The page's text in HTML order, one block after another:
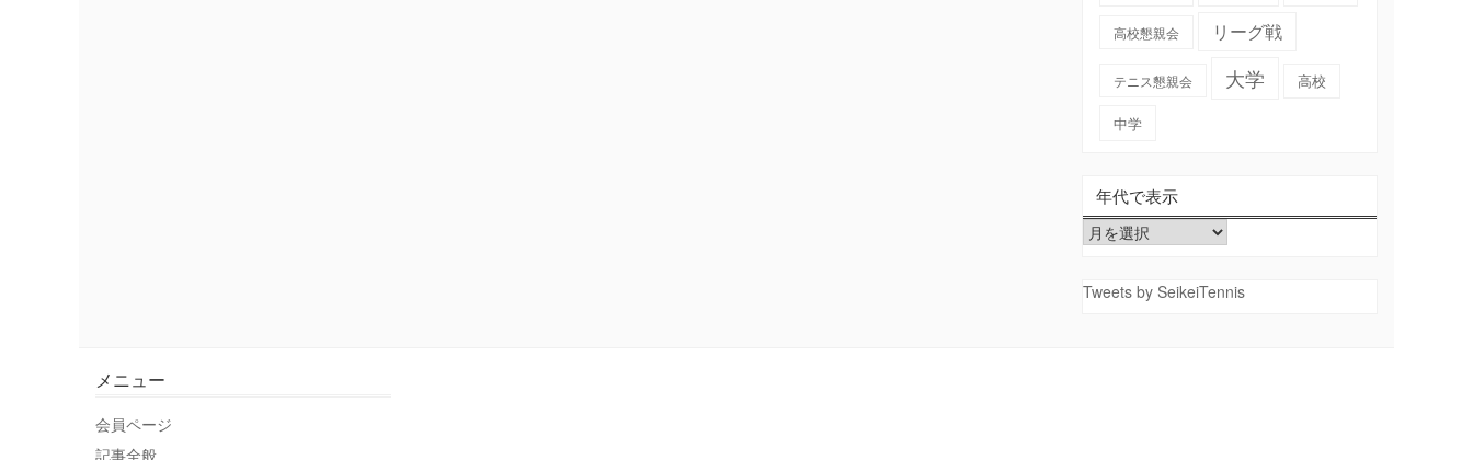
高校懇親会 リーグ戦
テニス懇親会 大学 高校
中学
年代で表示
年
代
表
Tweets by SeikeiTennis
メニュー
会員ページ
記事全般